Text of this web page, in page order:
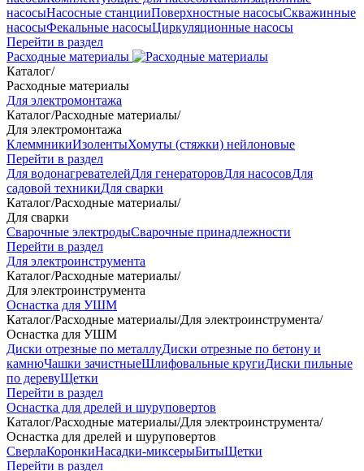
насосыНасосные станцииПоверхностные насосыСкважинные
насосыФекальные насосыЦиркуляционные насосы
Перейти в раздел
Расходные материалы
Каталог/
Расходные материалы
Для электромонтажа
Каталог/Расходные материалы/
Для электромонтажа
КлеммникиИзолентыХомуты (стяжки) нейлоновые
Перейти в раздел
Для водонагревателейДля генераторовДля насосовДля
садовой техникиДля сварки
Каталог/Расходные материалы/
Для сварки
Сварочные электродыСварочные принадлежности
Перейти в раздел
Для электроинструмента
Каталог/Расходные материалы/
Для электроинструмента
Оснастка для УШМ
Каталог/Расходные материалы/Для электроинструмента/
Оснастка для УШМ
Диски отрезные по металлуДиски отрезные по бетону и
камнюЧашки зачистныеШлифовальные кругиДиски пильные
по деревуЩетки
Перейти в раздел
Оснастка для дрелей и шуруповертов
Каталог/Расходные материалы/Для электроинструмента/
Оснастка для дрелей и шуруповертов
СверлаКоронкиНасадки-миксерыБитыЩетки
Перейти в раздел